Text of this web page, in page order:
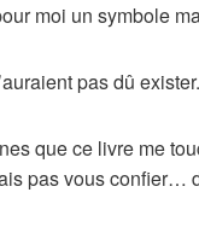
moi un symbole
pas dû exister.
que ce livre me
pas vous confier…